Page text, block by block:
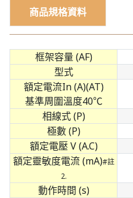
商品規格資料
框架容量 (AF)
型式
額定電流In (A)(AT)
基準周圍溫度40℃
相線式 (P)
極數 (P)
額定電壓 V (A.C)
額定靈敏度電流 (mA)#註
2.
動作時間 (s)